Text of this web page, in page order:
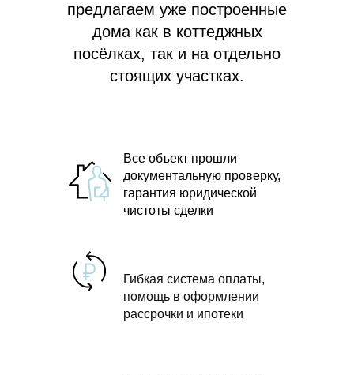
предлагаем уже построенные
дома как в коттеджных
посёлках, так и на отдельно
стоящих участках.
Все объект прошли
документальную проверку,
гарантия юридической
чистоты сделки
Гибкая система оплаты,
помощь в оформлении
рассрочки и ипотеки